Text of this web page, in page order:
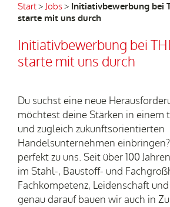
Start> Jobs> Initiativbewerbung bei
starte mit uns durch
Initiativbewerbung bei
starte mit uns durch
Du suchst eine neue
möchtest deine Stärken in einem
und zugleich zukunftsorientierten
Handelsunternehmen
perfekt zu uns. Seit über 100
im Stahl-, Baustoff- und
Fachkompetenz, Leidenschaft
genau darauf bauen wir auch in